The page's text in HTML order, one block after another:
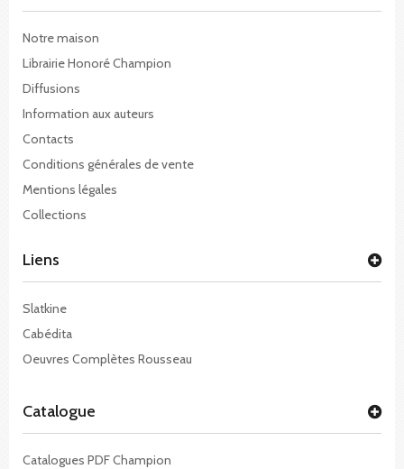
Notre maison
Librairie Honoré Champion
Diffusions
Information aux auteurs
Contacts
Conditions générales de vente
Mentions légales
Collections
Liens
Slatkine
Cabédita
Oeuvres Complètes Rousseau
Catalogue
Catalogues PDF Champion